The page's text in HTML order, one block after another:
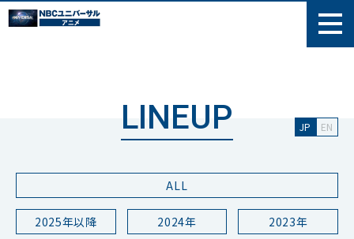
JP EN
LINEUP
ALL
2025年以降 2024年 2023年